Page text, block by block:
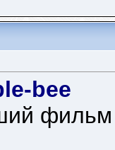
bee
фильм